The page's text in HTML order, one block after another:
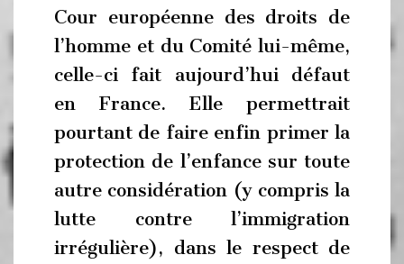
Cour européenne des droits de
l’homme et du Comité lui-même,
celle-ci fait aujourd’hui défaut
en France. Elle permettrait
pourtant de faire enfin primer la
protection de l’enfance sur toute
autre considération (y compris la
lutte contre l’immigration
irrégulière), dans le respect de